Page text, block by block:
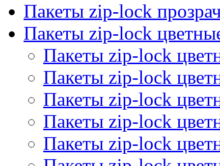
Пакеты zip-lock
Пакеты zip-lock
Пакеты zip-lock
Пакеты zip-lock
Пакеты zip-lock
Пакеты zip-lock
Пакеты zip-lock